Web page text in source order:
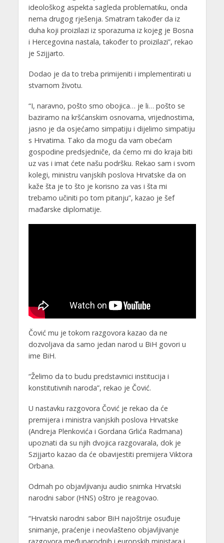
ideološkog aspekta sagleda problematiku, onda
nema drugog rješenja. Smatram također da iz
duha koji proizilazi iz sporazuma iz kojeg je Bosna
i Hercegovina nastala, također to proizilazi”, rekao
je Szijjarto.
Dodao je da to treba primijeniti i implementirati u
stvarnom životu.
“I, naravno, pošto smo obojica… je li… pošto se
baziramo na kršćanskim osnovama, vrijednostima,
jasno je da osjećamo simpatiju i dijelimo simpatiju
s Hrvatima. Tako da mogu da vam obećam
gospodine predsjedniče, da ćemo mi do kraja biti
uz vas i imat ćete našu podršku. Rekao sam i svom
kolegi, ministru vanjskih poslova Hrvatske da on
kaže šta je to što je korisno za vas i šta mi
trebamo učiniti po tom pitanju”, kazao je šef
mađarske diplomatije.
Čović mu je tokom razgovora kazao da ne
dozvoljava da samo jedan narod u BiH govori u
ime BiH.
“Želimo da to budu predstavnici institucija i
konstitutivnih naroda”, rekao je Čović.
U nastavku razgovora Čović je rekao da će
premijera i ministra vanjskih poslova Hrvatske
(Andreja Plenkovića i Gordana Grlića Radmana)
upoznati da su njih dvojica razgovarala, dok je
Szijjarto kazao da će obavijestiti premijera Viktora
Orbana.
Odmah po objavljivanju audio snimka Hrvatski
narodni sabor (HNS) oštro je reagovao.
“Hrvatski narodni sabor BiH najoštrije osuđuje
snimanje, praćenje i neovlašteno objavljivanje
razgovora međunarodnih i europskih ministara i